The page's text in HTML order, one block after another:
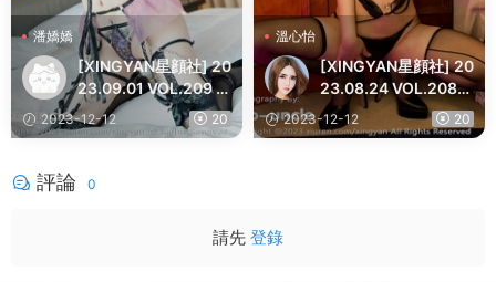
潘嬌嬌
[XINGYAN星顔社] 20
23.09.01 VOL.209 潘
嬌嬌 豐腴美臀
2023-12-12 20
溫心怡
[XINGYAN星顔社] 20
23.08.24 VOL.208
溫心怡 黑絲美臀
2023-12-12 20
評論 0
請先 登錄